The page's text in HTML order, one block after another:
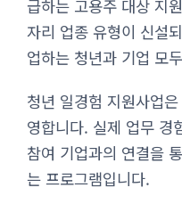
급하는 고용주 대상 지
자리 업종 유형이 신설
업하는 청년과 기업 모
청년 일경험 지원사업
영합니다. 실제 업무 경
참여 기업과의 연결을
는 프로그램입니다.